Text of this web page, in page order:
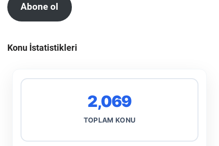
Abone ol
Konu İstatistikleri
2,069
TOPLAM KONU